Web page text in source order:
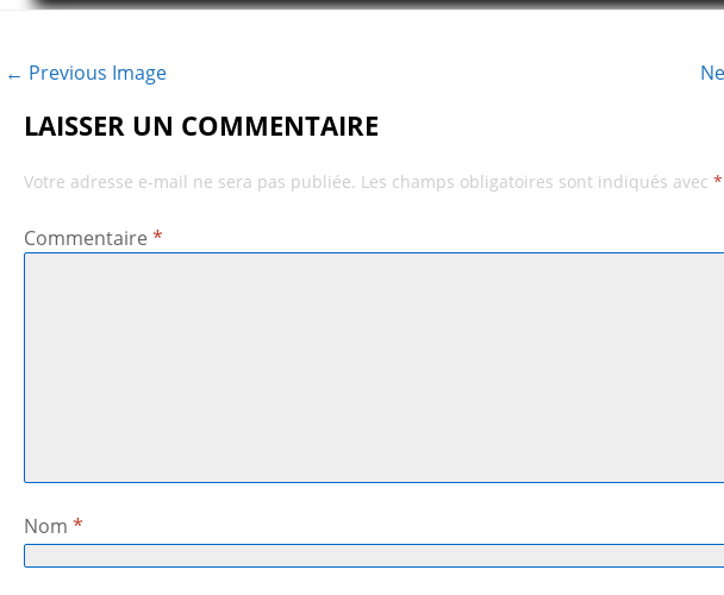
← Previous Image
LAISSER UN COMMENTAIRE
Votre adresse e-mail ne sera pas publiée. Les champs obligatoires sont indiqués avec*
Commentaire*
Nom*